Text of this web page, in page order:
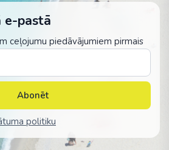
e-pastā
ceļojumu piedāvājumiem pirmais
Abonēt
politiku